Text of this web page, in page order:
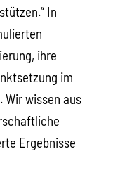
In
ihre
im
Wir wissen aus
Ergebnisse